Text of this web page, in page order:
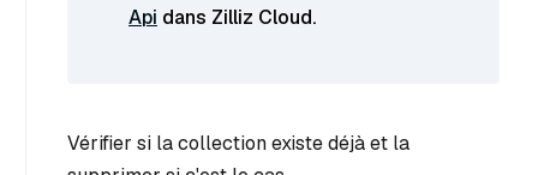
Api dans Zilliz Cloud.
Vérifier si la collection existe déjà et la